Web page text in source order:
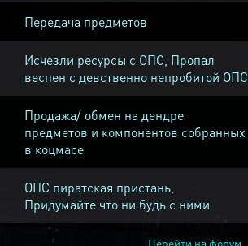
Передача предметов
Исчезли ресурсы с ОПС, Пропал
веспен с девственно непробитой ОПС
Продажа/ обмен на дендре
предметов и компонентов собранных
в коцмасе
ОПС пиратская пристань,
Придумайте что ни будь с ними